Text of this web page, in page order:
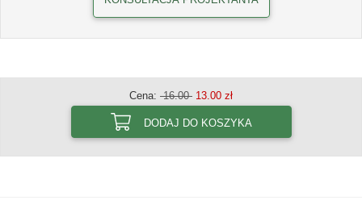
Cena: 16.00 13.00 zł
DODAJ DO KOSZYKA